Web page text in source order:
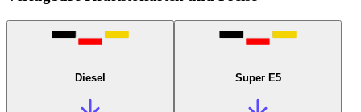
Diesel Super E5